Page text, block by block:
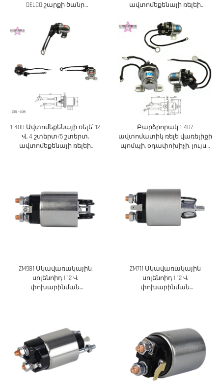
DELCO շարքի ծանր
մեքենաների համար
ավտոմեքենայի ռելեի
1-408 Ավտոմեքենայի ռելե՝ 12
Վ, 4 շտերտ/5 շտերտ,
ավտոմեքենայի ռելեի
Բարձրորակ 1-407
ավտոմատիկ ռելե վառելիքի
պոմպի, օդափոխիչի, լույսի
ZM981 Սկավառակային
սոլենոիդ | 12 Վ
փոխարինման
ZM711 Սկավառակային
սոլենոիդ | 12 Վ
փոխարինման